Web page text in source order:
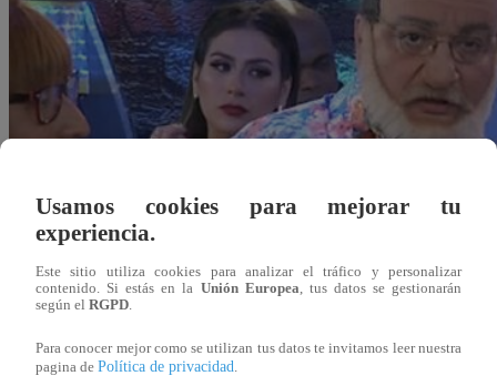
Usamos cookies para mejorar tu
experiencia.
Este sitio utiliza cookies para analizar el tráfico y personalizar
contenido. Si estás en la Unión Europea, tus datos se gestionarán
según el RGPD.
Para conocer mejor como se utilizan tus datos te invitamos leer nuestra
pagina de Política de privacidad.